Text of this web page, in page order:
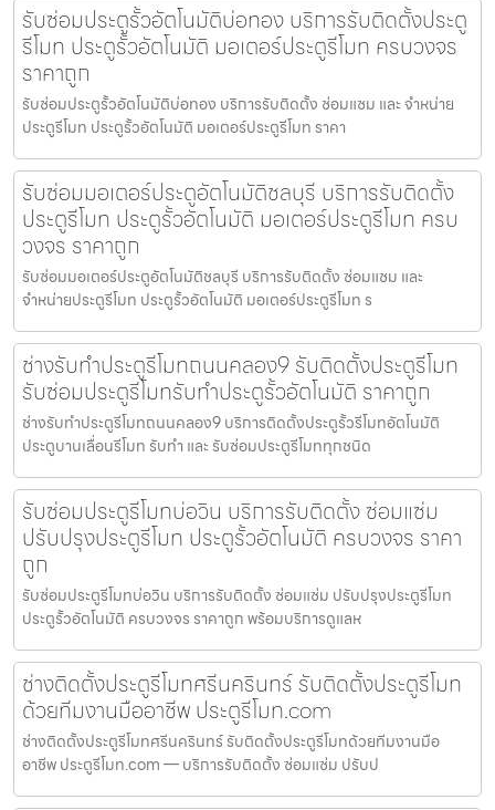
รับซ่อมประตูรั้วอัตโนมัติบ่อทอง บริการรับติดตั้งประตู
รีโมท ประตูรั้วอัตโนมัติ มอเตอร์ประตูรีโมท ครบวงจร
ราคาถูก
รับซ่อมประตูรั้วอัตโนมัติบ่อทอง บริการรับติดตั้ง ซ่อมแซม และ จำหน่าย
ประตูรีโมท ประตูรั้วอัตโนมัติ มอเตอร์ประตูรีโมท ราคา
รับซ่อมมอเตอร์ประตูอัตโนมัติชลบุรี บริการรับติดตั้ง
ประตูรีโมท ประตูรั้วอัตโนมัติ มอเตอร์ประตูรีโมท ครบ
วงจร ราคาถูก
รับซ่อมมอเตอร์ประตูอัตโนมัติชลบุรี บริการรับติดตั้ง ซ่อมแซม และ
จำหน่ายประตูรีโมท ประตูรั้วอัตโนมัติ มอเตอร์ประตูรีโมท ร
ช่างรับทำประตูรีโมทถนนคลอง9 รับติดตั้งประตูรีโมท
รับซ่อมประตูรีโมทรับทำประตูรั้วอัตโนมัติ ราคาถูก
ช่างรับทำประตูรีโมทถนนคลอง9 บริการติดตั้งประตูรั้วรีโมทอัตโนมัติ
ประตูบานเลื่อนรีโมท รับทำ และ รับซ่อมประตูรีโมททุกชนิด
รับซ่อมประตูรีโมทบ่อวิน บริการรับติดตั้ง ซ่อมแซ่ม
ปรับปรุงประตูรีโมท ประตูรั้วอัตโนมัติ ครบวงจร ราคา
ถูก
รับซ่อมประตูรีโมทบ่อวิน บริการรับติดตั้ง ซ่อมแซ่ม ปรับปรุงประตูรีโมท
ประตูรั้วอัตโนมัติ ครบวงจร ราคาถูก พร้อมบริการดูแลห
ช่างติดตั้งประตูรีโมทศรีนครินทร์ รับติดตั้งประตูรีโมท
ด้วยทีมงานมืออาชีพ ประตูรีโมท.com
ช่างติดตั้งประตูรีโมทศรีนครินทร์ รับติดตั้งประตูรีโมทด้วยทีมงานมือ
อาชีพ ประตูรีโมท.com — บริการรับติดตั้ง ซ่อมแซ่ม ปรับป